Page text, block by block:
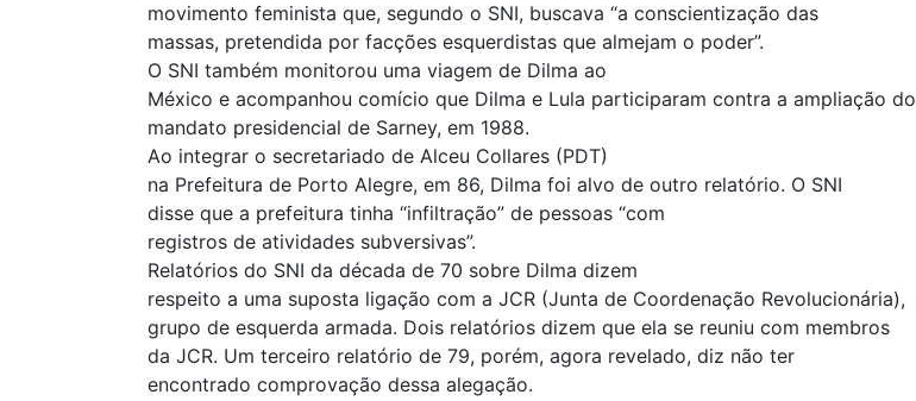
movimento feminista que, segundo o SNI, buscava “a conscientização das
massas, pretendida por facções esquerdistas que almejam o poder”.
O SNI também monitorou uma viagem de Dilma ao
México e acompanhou comício que Dilma e Lula participaram contra a ampliação do
mandato presidencial de Sarney, em 1988.
Ao integrar o secretariado de Alceu Collares (PDT)
na Prefeitura de Porto Alegre, em 86, Dilma foi alvo de outro relatório. O SNI
disse que a prefeitura tinha “infiltração” de pessoas “com
registros de atividades subversivas”.
Relatórios do SNI da década de 70 sobre Dilma dizem
respeito a uma suposta ligação com a JCR (Junta de Coordenação Revolucionária),
grupo de esquerda armada. Dois relatórios dizem que ela se reuniu com membros
da JCR. Um terceiro relatório de 79, porém, agora revelado, diz não ter
encontrado comprovação dessa alegação.